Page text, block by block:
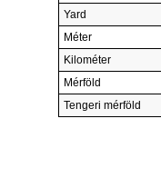
Yard
Méter
Kilométer
Mérföld
Tengeri mérföld